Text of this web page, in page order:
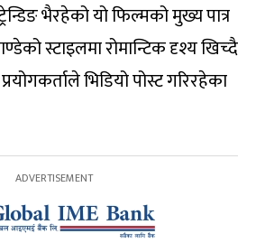
भैरहेको यो फिल्मको मुख्य पात्र
स्टाइलमा रोमान्टिक दृश्य खिच्दै
भिडियो पोस्ट गरिरहेका